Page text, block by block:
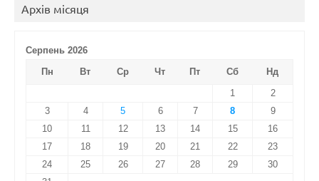
Архів місяця
Серпень 2026
Пн
Вт Ср Чт Пт Сб
Нд
1
2
3
4 5 6 7 8
9
10
11 12 13 14 15
16
17
18 19 20 21 22
23
24
25 26 27 28 29
30